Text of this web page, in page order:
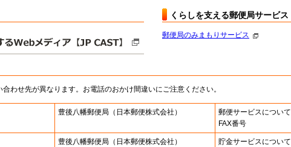
くらしを支える郵便局サービス
郵便局のみまもりサービス
わせ先が異なります。お電話のおかけ間違いにご注意ください。
豊後八幡郵便局 （日本郵便株式会社） 郵便サービスについて
FAX番号
豊後八幡郵便局 （日本郵便株式会社） 貯金サービスについて